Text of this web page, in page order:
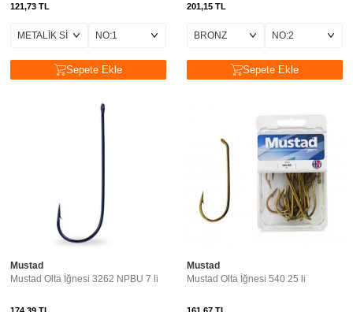
121,73 TL
Sepete Ekle
201,15 TL
Sepete Ekle
Mustad
Mustad Olta İğnesi 3262 NPBU 7 li
Mustad
Mustad Olta İğnesi 540 25 li